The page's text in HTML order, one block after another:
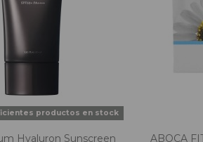
productos en stock
Hyaluron Sunscreen
ABOCA